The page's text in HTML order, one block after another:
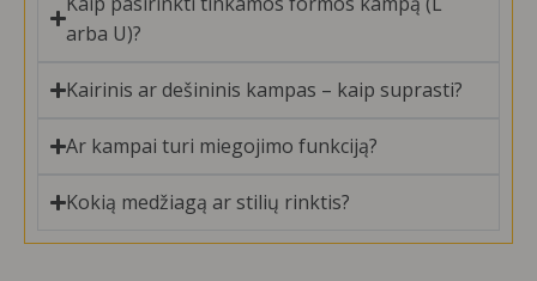
arba U)?
Kairinis ar dešininis kampas – kaip suprasti?
Ar kampai turi miegojimo funkciją?
Kokią medžiagą ar stilių rinktis?